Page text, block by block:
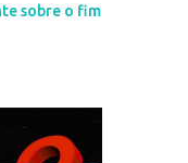
sobre o fim